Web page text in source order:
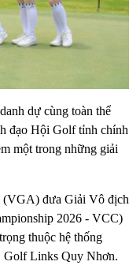
dự cùng toàn thể
đạo Hội Golf tỉnh chính
một trong những giải
(VGA) đưa Giải Vô địch
2026 - VCC)
thuộc hệ thống
Golf Links Quy Nhơn.